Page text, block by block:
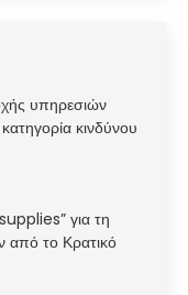
υπηρεσιών
κινδύνου
για τη
από το Κρατικό